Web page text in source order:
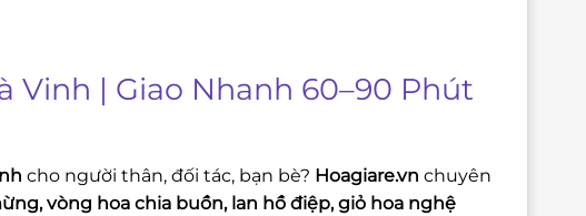
Vinh | Giao Nhanh 60–90 Phút
cho người thân, đối tác, bạn bè? Hoagiare.vn chuyên
vòng hoa chia buồn, lan hồ điệp, giỏ hoa nghệ